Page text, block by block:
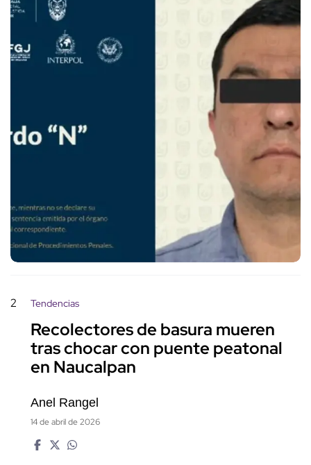
2 Tendencias
Recolectores de basura mueren
tras chocar con puente peatonal
en Naucalpan
Anel Rangel
14 de abril de 2026